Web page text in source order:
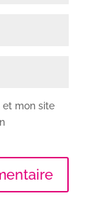
et mon site